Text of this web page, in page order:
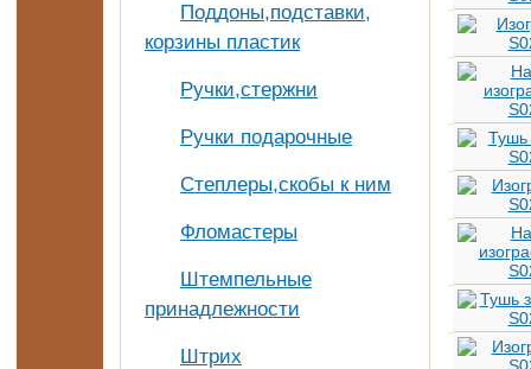
Поддоны,подставки,
корзины пластик
Ручки,стержни
Ручки подарочные
Степлеры,скобы к ним
Фломастеры
Штемпельные
принадлежности
Штрих